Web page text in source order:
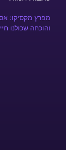
מפרץ מקסיקו:
והוכחה שכולנו